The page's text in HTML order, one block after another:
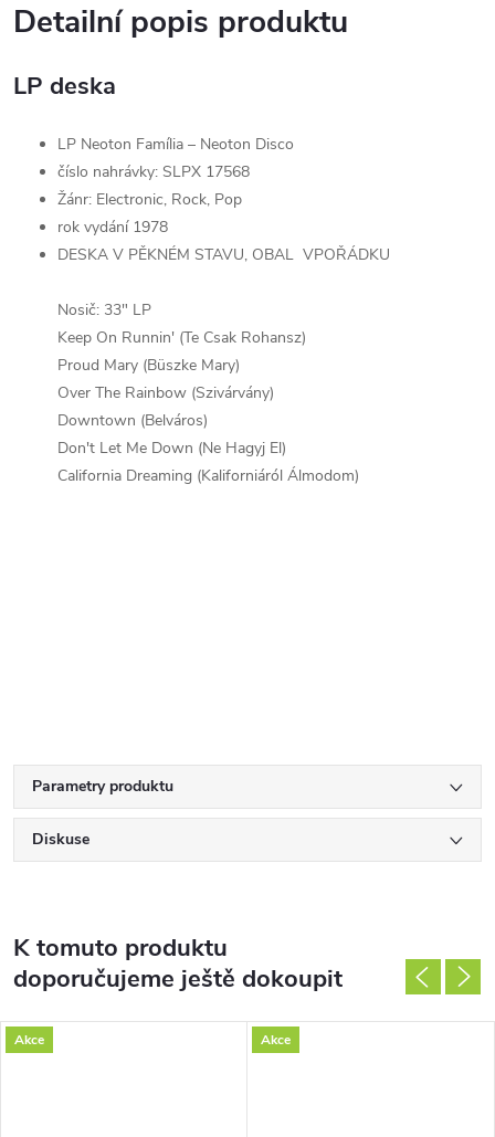
Detailní popis produktu
LP deska
LP Neoton Família – Neoton Disco
číslo nahrávky: SLPX 17568
Žánr: Electronic, Rock, Pop
rok vydání 1978
DESKA V PĚKNÉM STAVU, OBAL VPOŘÁDKU
Nosič: 33" LP
Keep On Runnin' (Te Csak Rohansz)
Proud Mary (Büszke Mary)
Over The Rainbow (Szivárvány)
Downtown (Belváros)
Don't Let Me Down (Ne Hagyj El)
California Dreaming (Kaliforniáról Álmodom)
Parametry produktu
Diskuse
K tomuto produktu
doporučujeme ještě dokoupit
Akce Akce